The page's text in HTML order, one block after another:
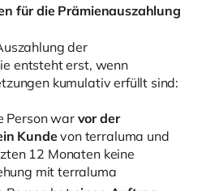
für die Prämienauszahlung
der
entsteht erst, wenn
kumulativ erfüllt sind:
Person war vor der
Kundevon terraluma und
12 Monaten keine
mit terraluma